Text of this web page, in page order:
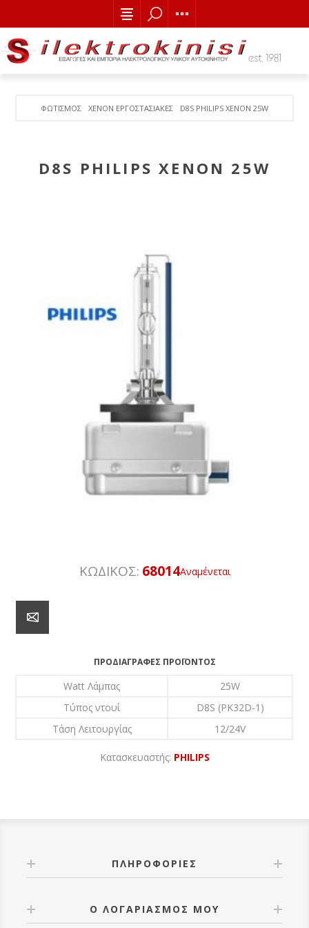
ΦΩΤΙΣΜΟΣ ΧΕΝΟΝ ΕΡΓΟΣΤΑΣΙΑΚΕΣ D8S PHILIPS XENON 25W
D8S PHILIPS XENON 25W
ΚΩΔΙΚΟΣ: 68014Αναμένεται
ΠΡΟΔΙΑΓΡΑΦΈΣ ΠΡΟΪΌΝΤΟΣ
Watt Λάμπας
25W
Τύπος ντουί
D8S (PK32D-1)
Τάση Λειτουργίας
12/24V
Κατασκευαστής: PHILIPS
ΠΛΗΡΟΦΟΡΊΕΣ
Ο ΛΟΓΑΡΙΑΣΜΌΣ ΜΟΥ